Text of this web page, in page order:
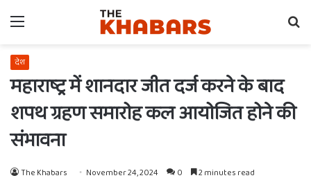
Menu
देश
महाराष्ट्र में शानदार जीत दर्ज करने के बाद
शपथ ग्रहण समारोह कल आयोजित होने की
संभावना
The Khabars November 24, 2024 0 2 minutes read